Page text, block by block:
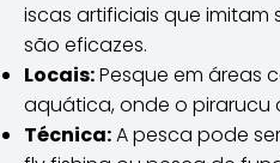
iscas artificiais que
são eficazes.
Locais:Pesque em áreas
aquática, onde o pirarucu
Técnica:A pesca pode